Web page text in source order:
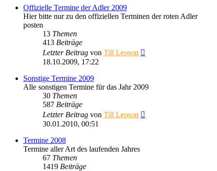
Offizielle Termine der Adler 2009
Hier bitte nur zu den offiziellen Terminen der roten Adler
posten
13 Themen
413 Beiträge
Letzter Beitrag von Till Leoson
18.10.2009, 17:22
Sonstige Termine 2009
Alle sonstigen Termine für das Jahr 2009
30 Themen
587 Beiträge
Letzter Beitrag von Till Leoson
30.01.2010, 00:51
Termine 2008
Termine aller Art des laufenden Jahres
67 Themen
1419 Beiträge